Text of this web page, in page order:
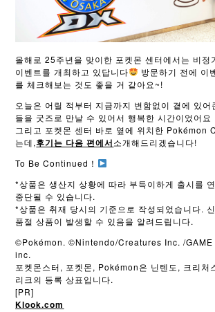
올해로 25주년을 맞이한 포켓몬 센터에서는 비정
이벤트를 개최하고 있답니다
방문하기 전에 이
를 체크해보는 것도 좋을 거 같아요~!
오늘은 어릴 적부터 지금까지 변함없이 곁에 있어
들을 굿즈로 만날 수 있어서 행복한 시간이었어요
그리고 포켓몬 센터 바로 옆에 위치한 Pokémon
는데,후기는 다음 편에서소개해드리겠습니다!
To Be Continued！
*상품은 생산지 상황에 따라 부득이하게 출시를
중단될 수 있습니다.
*상품은 취재 당시의 기준으로 작성되었습니다.
품절 상품이 발생할 수 있음을 알려드립니다.
©Pokémon. ©Nintendo/Creatures Inc. /GAME
inc.
포켓몬스터, 포켓몬, Pokémon은 닌텐도, 크리처
리크의 등록 상표입니다.
[PR]
Klook.com